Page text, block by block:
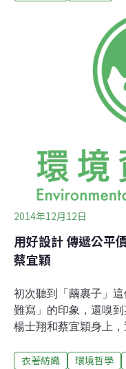
要不同的人格特質，
欄，認識了幾位新朋
下來，接近、認識、
「讀人」之旅。勇敢
翊齊，在原先的壽險
卻因為幫蘇花高等環
為大埔案打訴訟的明
鄉的憲宇，誠實面對
稱羨的鐵飯碗；而繭
2014年12月12日
用好設計 傳遞公平
蔡宜穎
初次聽到「繭裹子」
難寫」的印象，還嗅
楊士翔和蔡宜穎身上
灣的事務所上班的兩
衣著紡織 環境哲學